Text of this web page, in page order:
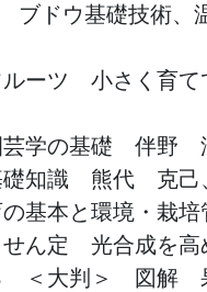
ドウ基礎技術、
ルーツ 小さく
芸学の基礎 伴
礎知識 熊代 克
基本と環境・
ん定 光合成を
＜大判＞ 図